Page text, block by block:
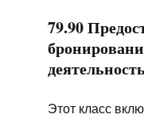
79.90
деятельность
Этот класс